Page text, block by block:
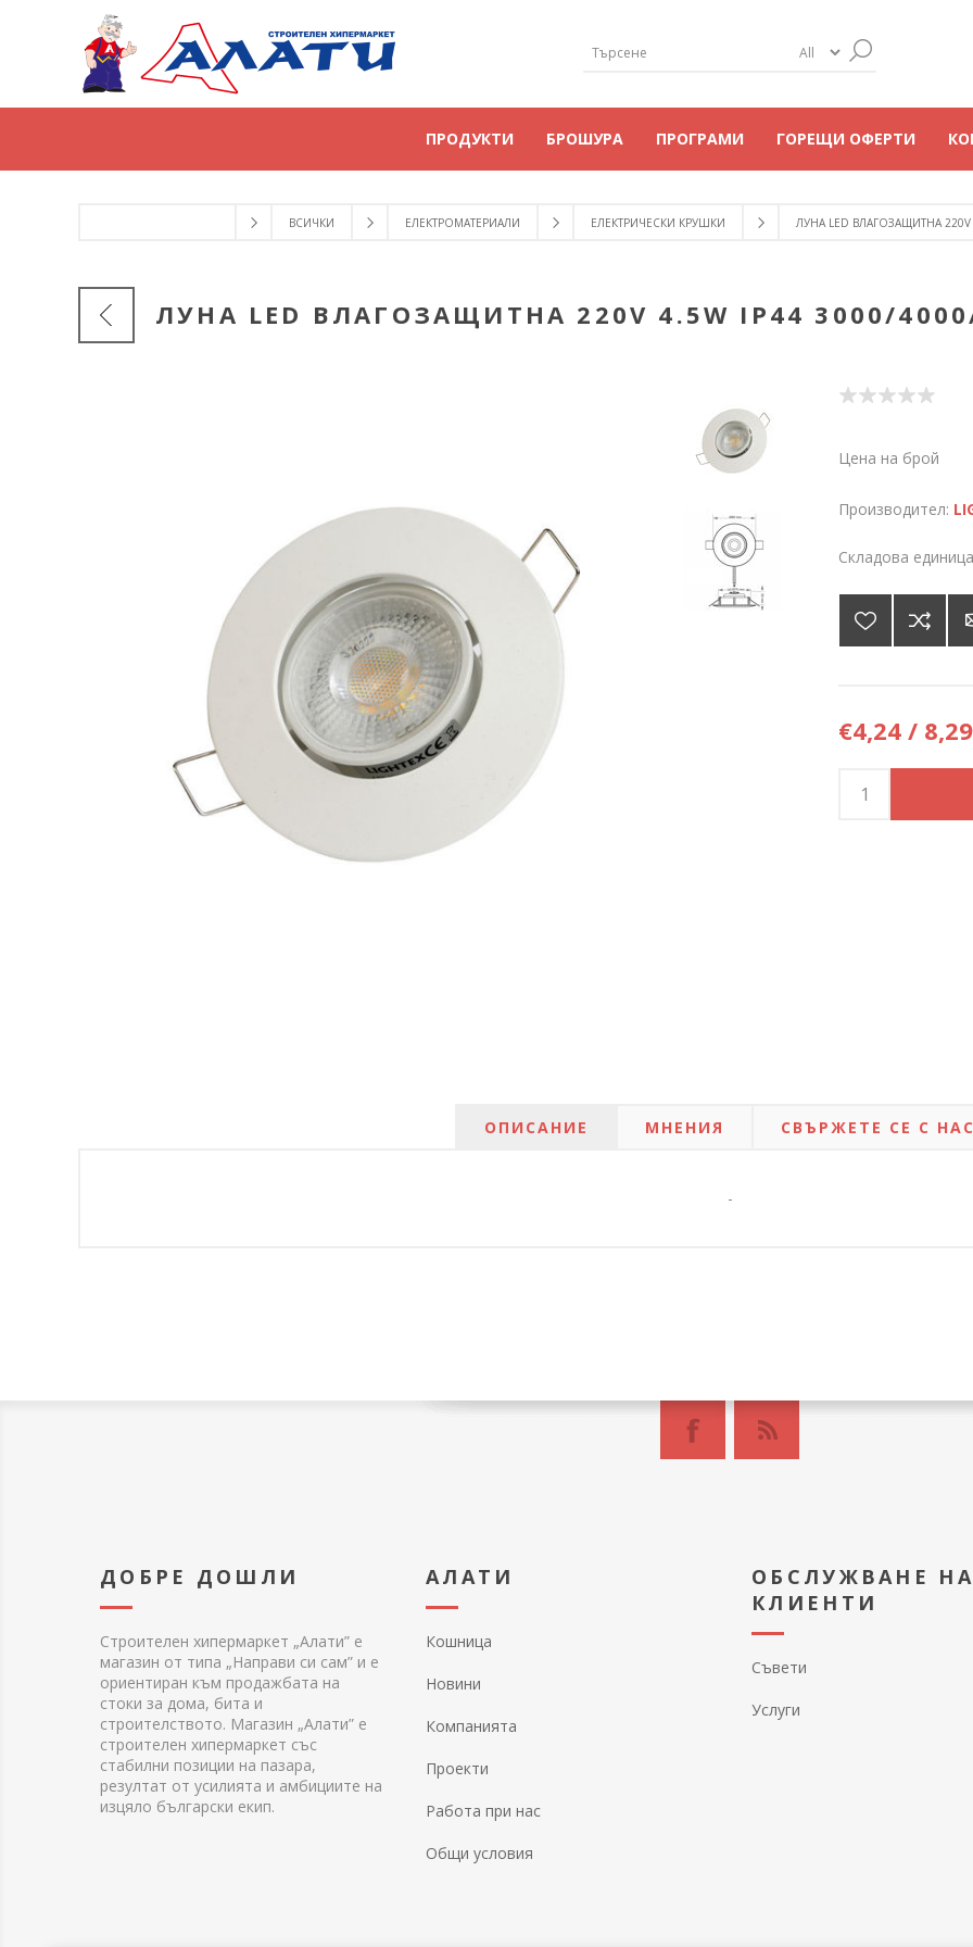
ПРОДУКТИ БРОШУРА ПРОГРАМИ ГОРЕЩИ ОФЕРТИ
ВСИЧКИ ЕЛЕКТРОМАТЕРИАЛИ ЕЛЕКТРИЧЕСКИ КРУШКИ ЛУНА LED ВЛАГОЗАЩИТНА 220V
ЛУНА LED ВЛАГОЗАЩИТНА 220V 4.5W IP44 3000/
Цена на брой
Производител:
Складова
€4,24 /
ОПИСАНИЕ МНЕНИЯ СВЪРЖЕТЕ СЕ С
-
ДОБРЕ ДОШЛИ
Строителен хипермаркет „Алати” е
магазин от типа „Направи си сам” и е
ориентиран към продажбата на
стоки за дома, бита и
строителството. Магазин „Алати” е
строителен хипермаркет със
стабилни позиции на пазара,
резултат от усилията и амбициите на
изцяло български екип.
АЛАТИ
Кошница
Новини
Компанията
Проекти
Работа при нас
Общи условия
ОБСЛУЖВАНЕ НА
КЛИЕНТИ
Съвети
Услуги